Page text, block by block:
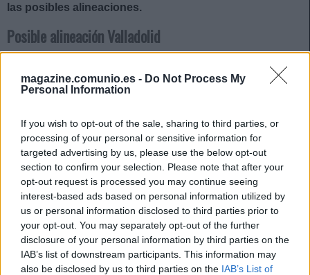
magazine.comunio.es - Do Not Process My
Personal Information
If you wish to opt-out of the sale, sharing to third parties, or
processing of your personal or sensitive information for
targeted advertising by us, please use the below opt-out
section to confirm your selection. Please note that after your
opt-out request is processed you may continue seeing
interest-based ads based on personal information utilized by
us or personal information disclosed to third parties prior to
your opt-out. You may separately opt-out of the further
disclosure of your personal information by third parties on the
IAB’s list of downstream participants. This information may
also be disclosed by us to third parties on the IAB’s List of
las posibles alineaciones.
Posible alineación Valladolid
Masip – Hervías, Joaquín, Bruno, Nacho –
Plano, Alcaraz, Fede San Emeterio (Mesa), Orellana – Sergi
Estos jugadores son baja:Kiko Olivas (lesión de rodilla).
Estos jugadores son duda:Sergi Guardiola (molestias
musculares).
Cambios en la alineación:Sergio recuperará a Orellana
para el partido ante Osasuna, por lo que podría volver al
once que consiguió 7 de 9 puntos antes de la visita al
Wanda Metropolitano. San Emeterio o Roque Mesa, duda
en el centro del campo. Joaquín tiene molestias, pero se